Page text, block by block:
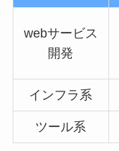
webサービス
開発
インフラ系
ツール系